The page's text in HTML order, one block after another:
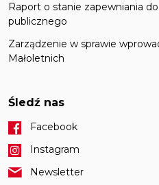
Raport o stanie zapewniania
publicznego
Zarządzenie w sprawie
Małoletnich
Śledź nas
Facebook
Instagram
Newsletter